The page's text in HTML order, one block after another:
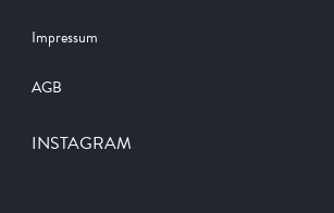
Impressum
AGB
INSTAGRAM